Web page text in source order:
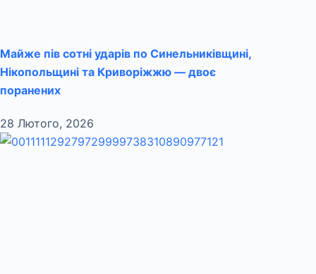
Майже пів сотні ударів по Синельниківщині,
Нікопольщині та Криворіжжю — двоє
поранених
28 Лютого, 2026